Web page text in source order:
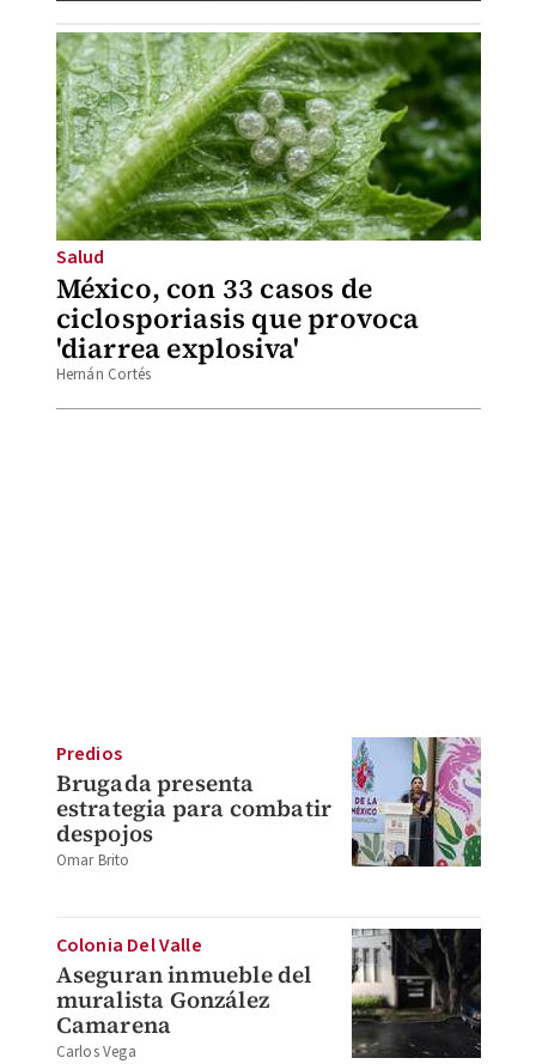
México, con 33 casos de
ciclosporiasis que provoca
'diarrea explosiva'
Salud
Hernán Cortés
Brugada presenta
estrategia para combatir
despojos
Predios
Omar Brito
Aseguran inmueble del
muralista González
Camarena
Colonia Del Valle
Carlos Vega